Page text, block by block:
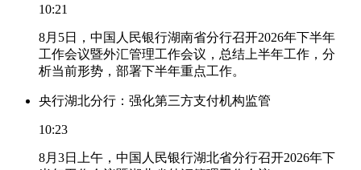
10:21
8月5日，中国人民银行湖南省分行召开2026年下半年
工作会议暨外汇管理工作会议，总结上半年工作，分
析当前形势，部署下半年重点工作。
央行湖北分行：强化第三方支付机构监管
10:23
8月3日上午，中国人民银行湖北省分行召开2026年下